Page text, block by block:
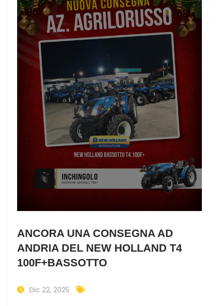
ANCORA UNA CONSEGNA AD
ANDRIA DEL NEW HOLLAND T4
100F+BASSOTTO
Dic 22, 2025